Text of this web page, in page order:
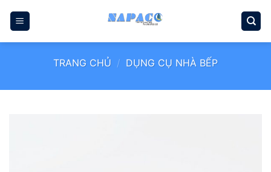
qua
TRANG CHỦ / DỤNG CỤ NHÀ BẾP